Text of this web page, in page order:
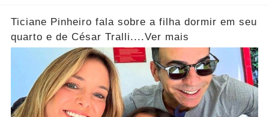
Ticiane Pinheiro fala sobre a filha dormir em seu
quarto e de César Tralli....Ver mais